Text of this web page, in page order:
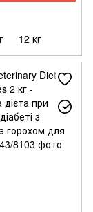
12 кг